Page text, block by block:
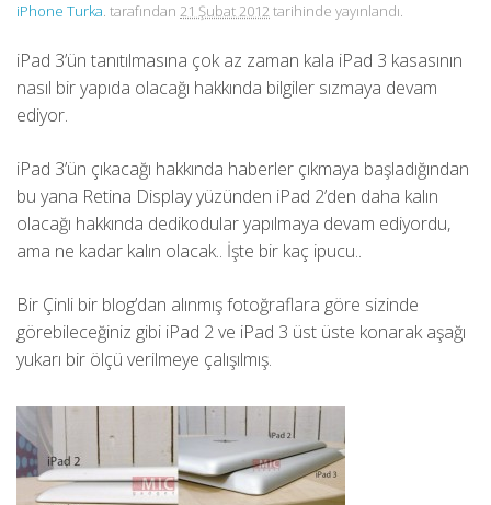
iPhone Turka. tarafından 21 Şubat 2012 tarihinde yayınlandı.
iPad 3’ün tanıtılmasına çok az zaman kala iPad 3 kasasının
nasıl bir yapıda olacağı hakkında bilgiler sızmaya devam
ediyor.
iPad 3’ün çıkacağı hakkında haberler çıkmaya başladığından
bu yana Retina Display yüzünden iPad 2’den daha kalın
olacağı hakkında dedikodular yapılmaya devam ediyordu,
ama ne kadar kalın olacak.. İşte bir kaç ipucu..
Bir Çinli bir blog’dan alınmış fotoğraflara göre sizinde
görebileceğiniz gibi iPad 2 ve iPad 3 üst üste konarak aşağı
yukarı bir ölçü verilmeye çalışılmış.